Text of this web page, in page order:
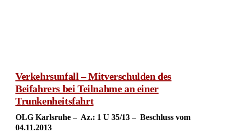
Verkehrsunfall – Mitverschulden des
Beifahrers bei Teilnahme an einer
Trunkenheitsfahrt
OLG Karlsruhe – Az.: 1 U 35/13 – Beschluss vom
04.11.2013